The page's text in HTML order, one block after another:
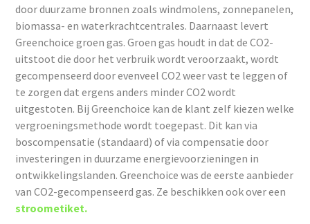
door duurzame bronnen zoals windmolens, zonnepanelen,
biomassa- en waterkrachtcentrales. Daarnaast levert
Greenchoice groen gas. Groen gas houdt in dat de CO2-
uitstoot die door het verbruik wordt veroorzaakt, wordt
gecompenseerd door evenveel CO2 weer vast te leggen of
te zorgen dat ergens anders minder CO2 wordt
uitgestoten. Bij Greenchoice kan de klant zelf kiezen welke
vergroeningsmethode wordt toegepast. Dit kan via
boscompensatie (standaard) of via compensatie door
investeringen in duurzame energievoorzieningen in
ontwikkelingslanden. Greenchoice was de eerste aanbieder
van CO2-gecompenseerd gas. Ze beschikken ook over een
stroometiket.